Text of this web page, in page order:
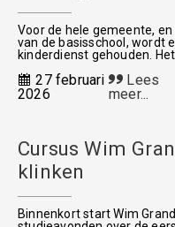
Voor de hele gemeente,
van de basisschool, wordt
kinderdienst gehouden. Het
27 februari
2026
Lees
meer...
Cursus Wim
klinken
Binnenkort start Wim